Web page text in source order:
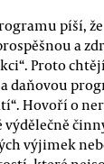
píší,
a
Proto
daňovou
Hovoří o
výdělečně
výjimek